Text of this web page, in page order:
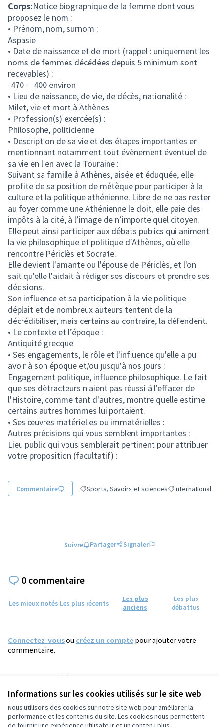
Informations sur les cookies utilisés sur le site web
Nous utilisons des cookies sur notre site Web pour améliorer la
performance et les contenus du site. Les cookies nous permettent
de fournir une expérience utilisateur et un contenu plus
Corps:Notice biographique de la femme dont vous
proposez le nom :
• Prénom, nom, surnom :
Aspasie
• Date de naissance et de mort (rappel : uniquement les
noms de femmes décédées depuis 5 minimum sont
recevables) :
-470 - -400 environ
• Lieu de naissance, de vie, de décès, nationalité :
Milet, vie et mort à Athènes
• Profession(s) exercée(s) :
Philosophe, politicienne
• Description de sa vie et des étapes importantes en
mentionnant notamment tout évènement éventuel de
sa vie en lien avec la Touraine :
Suivant sa famille à Athènes, aisée et éduquée, elle
profite de sa position de métèque pour participer à la
culture et la politique athénienne. Libre de ne pas rester
au foyer comme une Athénienne le doit, elle paie des
impôts à la cité, à l’image de n’importe quel citoyen.
Elle peut ainsi participer aux débats publics qui animent
la vie philosophique et politique d’Athènes, où elle
rencontre Périclès et Socrate.
Elle devient l'amante ou l'épouse de Périclès, et l'on
sait qu'elle l'aidait à rédiger ses discours et prendre ses
décisions.
Son influence et sa participation à la vie politique
déplait et de nombreux auteurs tentent de la
décrédibiliser, mais certains au contraire, la défendent.
• Le contexte et l’époque :
Antiquité grecque
• Ses engagements, le rôle et l'influence qu'elle a pu
avoir à son époque et/ou jusqu'à nos jours :
Engagement politique, influence philosophique. Le fait
que ses détracteurs n'aient pas réussi à l'effacer de
l'Histoire, comme tant d'autres, montre quelle estime
certains autres hommes lui portaient.
• Ses œuvres matérielles ou immatérielles :
Autres précisions qui vous semblent importantes :
Lieu public qui vous semblerait pertinent pour attribuer
votre proposition (facultatif) :
Commentaire Filtrer les résultats de la catégorie : Sports,
Sports, Savoirs et sciencesFiltrer les
International
Suivre Partager Signaler
0 commentaire
Les mieux notés Les plus récents
Les plus
anciens
Les plus
débattus
Connectez-vousou créez un compte pour ajouter votre
commentaire.
Référence : tours-PROP-2025-01-2071
Vérifiez l'empreinte numérique
Conditions d'utilisation